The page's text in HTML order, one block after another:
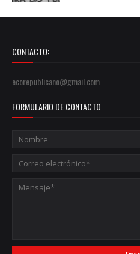
CONTACTO:
ecorepublicano@gmail.com
FORMULARIO DE CONTACTO